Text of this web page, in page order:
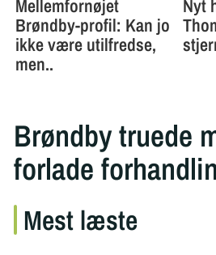
Brøndby truede
forlade
Mest læste